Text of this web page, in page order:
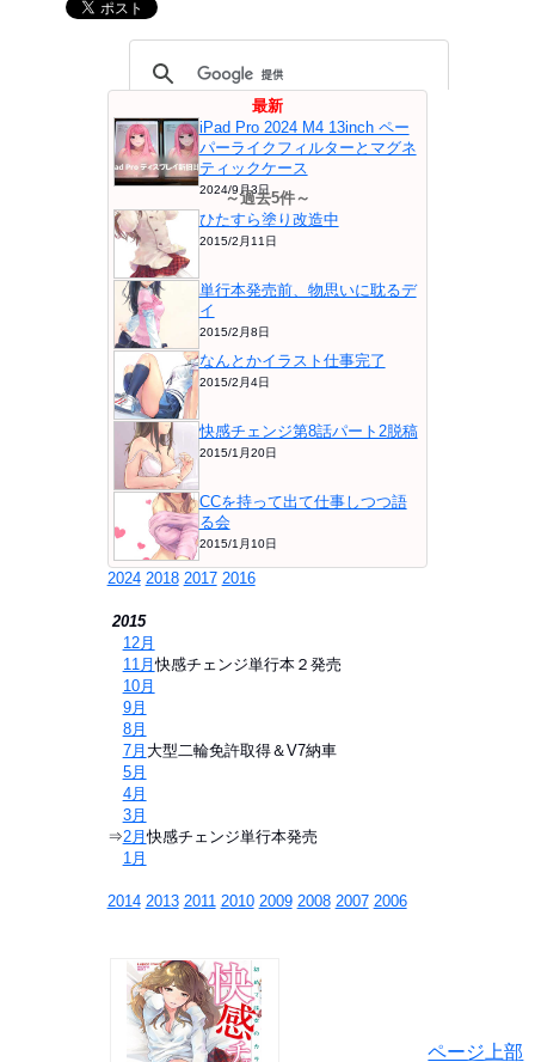
最新
iPad Pro 2024 M4 13inch ペー
パーライクフィルターとマグネ
ティックケース
2024/9月3日
～過去5件～
ひたすら塗り改造中
2015/2月11日
単行本発売前、物思いに耽るデ
イ
2015/2月8日
なんとかイラスト仕事完了
2015/2月4日
快感チェンジ第8話パート2脱稿
2015/1月20日
CCを持って出て仕事しつつ語
る会
2015/1月10日
2024 2018 2017 2016
2015
12月
11月快感チェンジ単行本２発売
10月
9月
8月
7月 大型二輪免許取得＆V7納車
5月
4月
3月
⇒2月快感チェンジ単行本発売
1月
2014 2013 2011 2010 2009 2008 2007 2006
ページ上部